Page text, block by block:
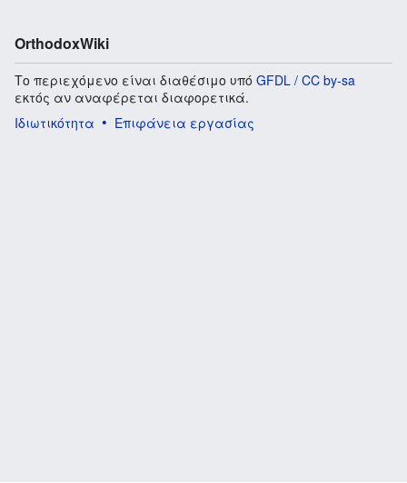
OrthodoxWiki
Το περιεχόμενο είναι διαθέσιμο υπό GFDL / CC by-sa
εκτός αν αναφέρεται διαφορετικά.
Ιδιωτικότητα
Επιφάνεια εργασίας